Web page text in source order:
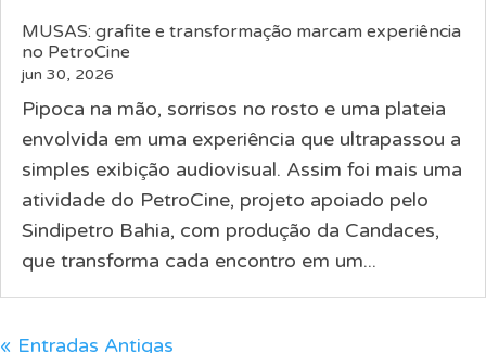
MUSAS: grafite e transformação marcam experiência
no PetroCine
jun 30, 2026
Pipoca na mão, sorrisos no rosto e uma plateia
envolvida em uma experiência que ultrapassou a
simples exibição audiovisual. Assim foi mais uma
atividade do PetroCine, projeto apoiado pelo
Sindipetro Bahia, com produção da Candaces,
que transforma cada encontro em um...
« Entradas Antigas